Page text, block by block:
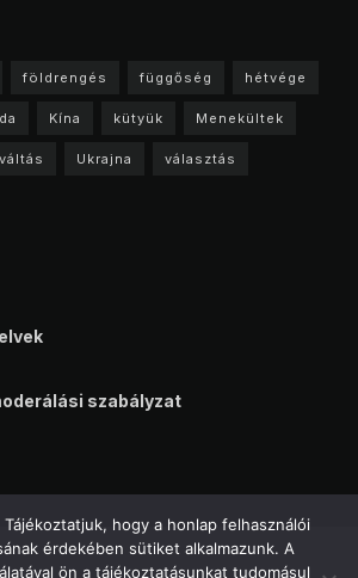
földrengés függőség hétvége
Kína kütyük Menekültek
Ukrajna választás
szabályzat
Tájékoztatjuk, hogy a honlap felhasználói
érdekében sütiket alkalmazunk. A
ön a tájékoztatásunkat tudomásul